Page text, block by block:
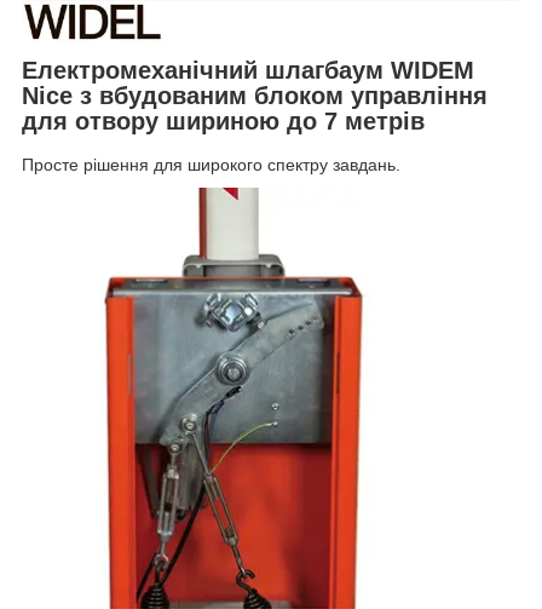
Електромеханічний шлагбаум WIDEM
Nice з вбудованим блоком управління
для отвору шириною до 7 метрів
Просте рішення для широкого спектру завдань.